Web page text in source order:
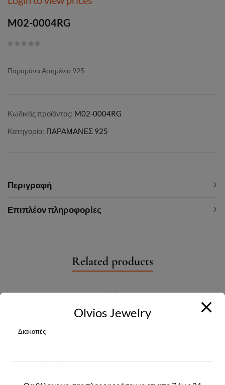
M02-0004RG
Παραμάνα Ασημένια 925
Κωδικός προϊόντος: M02-0004RG
Κατηγορία: ΠΑΡΑΜΑΝΕΣ 925
Περιγραφή
Επιπλέον πληροφορίες
Related products
Olvios Jewelry
Διακοπές